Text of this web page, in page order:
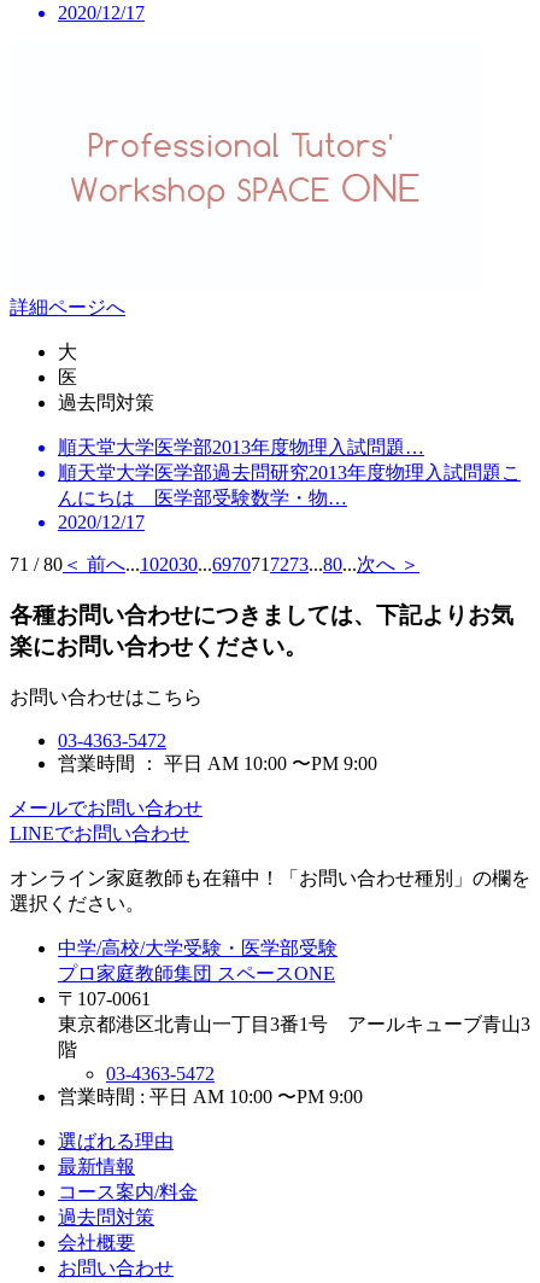
2020/12/17
詳細ページへ
大
医
過去問対策
順天堂大学医学部2013年度物理入試問題…
順天堂大学医学部過去問研究2013年度物理入試問題こ
んにちは 医学部受験数学・物…
2020/12/17
71 / 80 ＜ 前へ...102030...697071 7273...80...次へ ＞
各種お問い合わせにつきましては、下記よりお気
楽にお問い合わせください。
お問い合わせはこちら
03-4363-5472
営業時間 ： 平日 AM 10:00 〜PM 9:00
メールでお問い合わせ
LINEでお問い合わせ
オンライン家庭教師 も在籍中！「お問い合わせ種別」の欄を
選択ください。
中学/高校/大学受験・医学部受験
プロ家庭教師集団 スペースONE
〒107-0061
東京都港区北青山一丁目3番1号 アールキューブ青山3
階
03-4363-5472
営業時間 : 平日 AM 10:00 〜PM 9:00
選ばれる理由
最新情報
コース案内/料金
過去問対策
会社概要
お問い合わせ